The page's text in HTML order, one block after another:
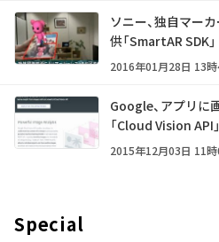
ソニー、独自マー
供「SmartAR SDK」
2016年01月28日 13
Google、アプリに
「Cloud Vision API
2015年12月03日 11
Special